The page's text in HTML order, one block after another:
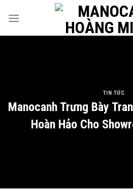
TIN TỨC
Manocanh Trưng Bày
Hoàn Hảo Cho